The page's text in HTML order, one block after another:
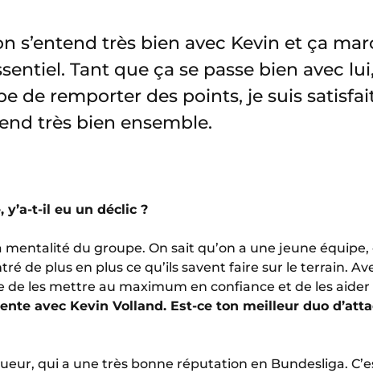
s’entend très bien avec Kevin et ça
Tant que ça se passe bien avec
de remporter des points, je suis
très bien ensemble.
y’a-t-il eu un déclic ?
mentalité du groupe. On sait qu’on a une jeune
de plus en plus ce qu’ils savent faire sur le terrain.
de les mettre au maximum en confiance et de les aider
avec Kevin Volland. Est-ce ton meilleur duo
qui a une très bonne réputation en Bundesliga.